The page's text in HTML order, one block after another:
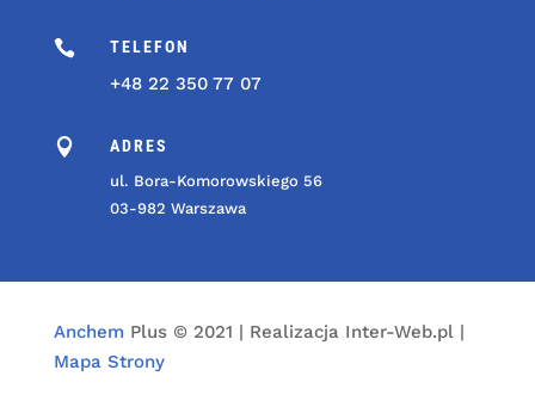
 TELEFON
+48 22 350 77 07
 ADRES
ul. Bora-Komorowskiego 56
03-982 Warszawa
Anchem Plus © 2021 | Realizacja Inter-Web.pl |
Mapa Strony